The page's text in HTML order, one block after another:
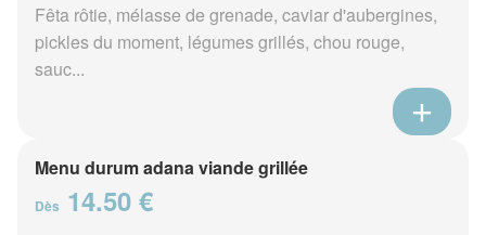
Fêta rôtie, mélasse de grenade, caviar d'aubergines,
pickles du moment, légumes grillés, chou rouge,
sauc...
Menu durum adana viande grillée
Dès 14.50 €